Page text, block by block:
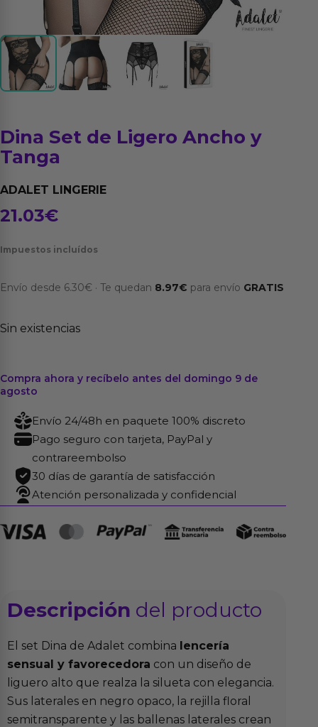
Dina Set de Ligero Ancho y
Tanga
ADALET LINGERIE
21.03€
Impuestos incluídos
Envío desde 6.30€ · Te quedan 8.97€ para envío GRATIS
Sin existencias
Compra ahora y recíbelo antes del domingo 9 de
agosto
Envío 24/48h en paquete 100% discreto
Pago seguro con tarjeta, PayPal y
contrareembolso
30 días de garantía de satisfacción
Atención personalizada y confidencial
Descripción del producto
El set Dina de Adalet combina lencería
sensual y favorecedora con un diseño de
liguero alto que realza la silueta con elegancia.
Sus laterales en negro opaco, la rejilla floral
semitransparente y las ballenas laterales crean